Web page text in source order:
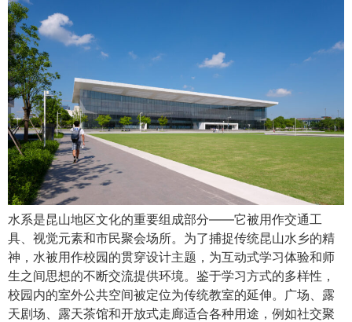
水系是昆山地区文化的重要组成部分——它被用作交通工
具、视觉元素和市民聚会场所。为了捕捉传统昆山水乡的精
神，水被用作校园的贯穿设计主题，为互动式学习体验和师
生之间思想的不断交流提供环境。鉴于学习方式的多样性，
校园内的室外公共空间被定位为传统教室的延伸。广场、露
天剧场、露天茶馆和开放式走廊适合各种用途，例如社交聚